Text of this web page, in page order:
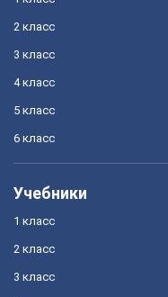
2 класс
3 класс
4 класс
5 класс
6 класс
Учебники
1 класс
2 класс
3 класс